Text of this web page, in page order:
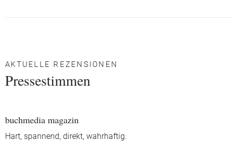
AKTUELLE REZENSIONEN
Pressestimmen
buchmedia magazin
Hart, spannend, direkt, wahrhaftig.